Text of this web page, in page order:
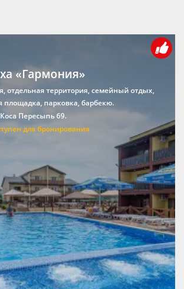
«Гармония»
отдельная территория, семейный отдых,
площадка, парковка, барбекю.
Пересыпь 69.
для бронирования